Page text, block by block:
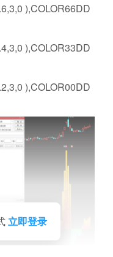
),COLOR66DD
),COLOR33DD
),COLOR00DD
立即登录